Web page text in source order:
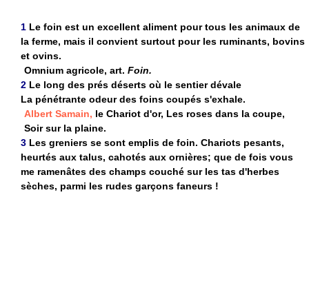
1 Le foin est un excellent aliment pour tous les animaux de
la ferme, mais il convient surtout pour les ruminants, bovins
et ovins.
Omnium agricole, art. Foin.
2 Le long des prés déserts où le sentier dévale
La pénétrante odeur des foins coupés s'exhale.
Albert Samain, le Chariot d'or, Les roses dans la coupe,
Soir sur la plaine.
3 Les greniers se sont emplis de foin. Chariots pesants,
heurtés aux talus, cahotés aux ornières; que de fois vous
me ramenâtes des champs couché sur les tas d'herbes
sèches, parmi les rudes garçons faneurs !